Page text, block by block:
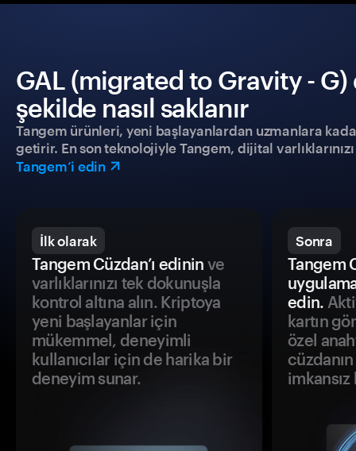
GAL (migrated to Gravity -
şekilde nasıl saklanır
Tangem ürünleri, yeni başlayanlardan uzmanlara
getirir. En son teknolojiyle Tangem, dijital
Tangem’i edin
İlk olarak
Tangem Cüzdan’ı edinin ve
varlıklarınızı tek dokunuşla
kontrol altına alın. Kriptoya
yeni başlayanlar için
mükemmel, deneyimli
kullanıcılar için de harika bir
deneyim sunar.
Sonra
Tangem
edin.
kartın
özel